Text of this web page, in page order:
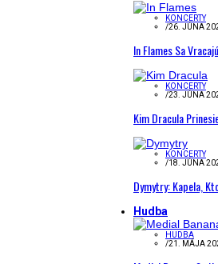
KONCERTY
/26. JÚNA
In Flames Sa
KONCERTY
/23. JÚNA
Kim Dracula
KONCERTY
/18. JÚNA
Dymytry: Kapela,
Hudba
HUDBA
/21. MÁJA